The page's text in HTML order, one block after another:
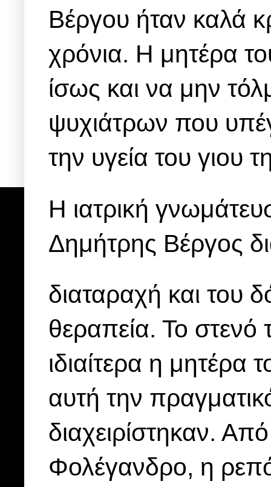
Βέργου ήταν καλά
χρόνια. Η μητέρα
ίσως και να μην
ψυχιάτρων που
την υγεία του γιου
Η ιατρική
Δημήτρης Βέργος
διαταραχή και του
θεραπεία. Το στενό
ιδιαίτερα η μητέρα
αυτή την
διαχειρίστηκαν.
Φολέγανδρο, η